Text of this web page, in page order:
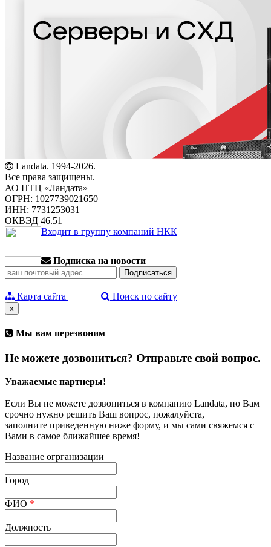
Landata. 1994-2026.
Все права защищены.
АО НТЦ «Ландата»
ОГРН: 1027739021650
ИНН: 7731253031
ОКВЭД 46.51
Входит в группу компаний НКК
Подписка на новости
Карта сайта Поиск по сайту
x
Мы вам перезвоним
Не можете дозвониться? Отправьте свой вопрос.
Уважаемые партнеры!
Если Вы не можете дозвониться в компанию Landata, но Вам
срочно нужно решить Ваш вопрос, пожалуйста,
заполните приведенную ниже форму, и мы сами свяжемся с
Вами в самое ближайшее время!
Название огрганизации
Город
ФИО *
Должность